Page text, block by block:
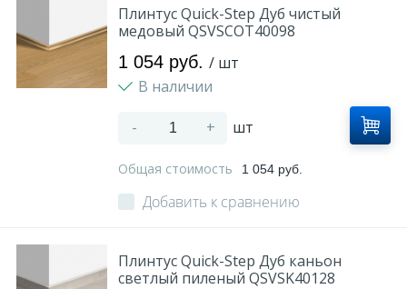
Плинтус Quick-Step Дуб чистый
медовый QSVSCOT40098
1 054 руб. / шт
В наличии
- + шт
Общая стоимость 1 054 руб.
Добавить к сравнению
Плинтус Quick-Step Дуб каньон
светлый пиленый QSVSK40128